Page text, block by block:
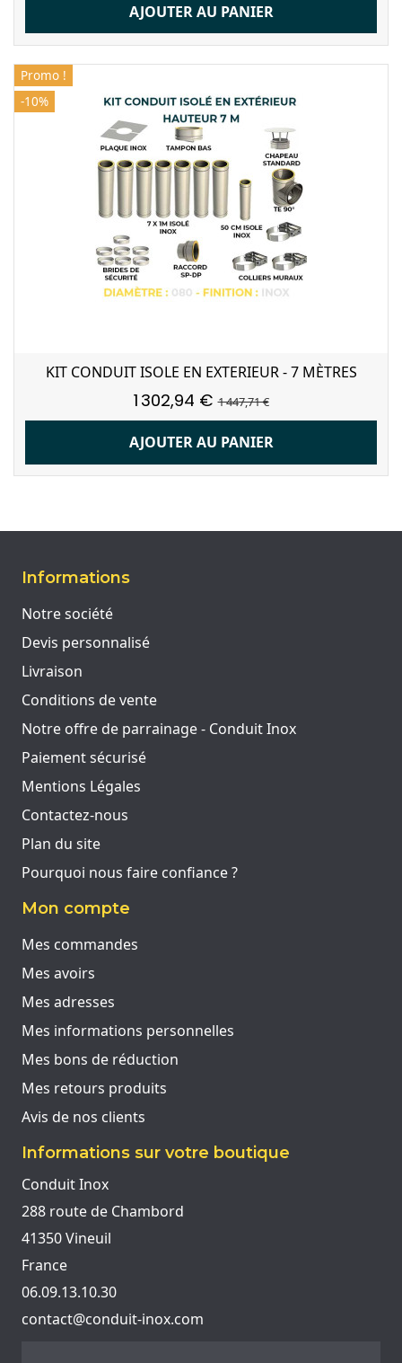
AJOUTER AU PANIER
Promo !
-10%
KIT CONDUIT ISOLE EN EXTERIEUR - 7 MÈTRES
1 302,94 €1 447,71 €
AJOUTER AU PANIER
Informations
Notre société
Devis personnalisé
Livraison
Conditions de vente
Notre offre de parrainage - Conduit Inox
Paiement sécurisé
Mentions Légales
Contactez-nous
Plan du site
Pourquoi nous faire confiance ?
Mon compte
Mes commandes
Mes avoirs
Mes adresses
Mes informations personnelles
Mes bons de réduction
Mes retours produits
Avis de nos clients
Informations sur votre boutique
Conduit Inox
288 route de Chambord
41350 Vineuil
France
06.09.13.10.30
contact@conduit-inox.com